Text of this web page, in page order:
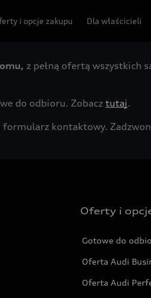
i opcje zakupu Dla właścicieli
z pełną ofertą wszystkich
do odbioru. Zobacz tutaj.
kontaktowy.
Oferty i
Gotowe do
Oferta Audi
Oferta Audi